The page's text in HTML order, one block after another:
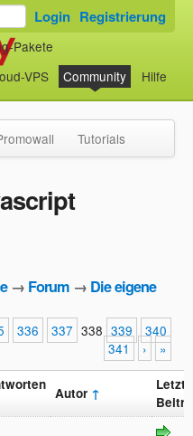
Pakete
VPS Community Hilfe
Login Registrierung
Tutorials
→ Forum → Die eigene
336 337 338 339
340
341
› »
Autor ↑